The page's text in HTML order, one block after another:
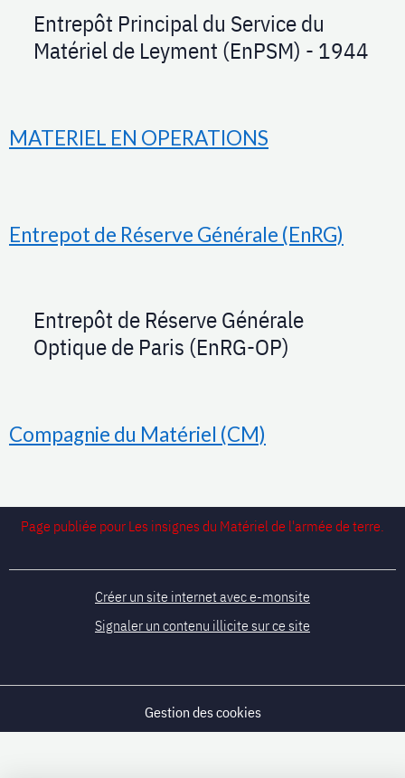
Entrepôt Principal du Service du
Matériel de Leyment (EnPSM) - 1944
MATERIEL EN OPERATIONS
Entrepot de Réserve Générale (EnRG)
Entrepôt de Réserve Générale
Optique de Paris (EnRG-OP)
Compagnie du Matériel (CM)
Page publiée pour Les insignes du Matériel de l'armée de terre.
Créer un site internet avec e-monsite
Signaler un contenu illicite sur ce site
Gestion des cookies